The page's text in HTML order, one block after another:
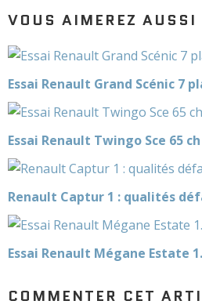
VOUS AIMEREZ AUSSI
Essai Renault Grand Scénic 7
Essai Renault Twingo Sce 65 ch
Renault Captur 1 : qualités
Essai Renault Mégane Estate
COMMENTER CET